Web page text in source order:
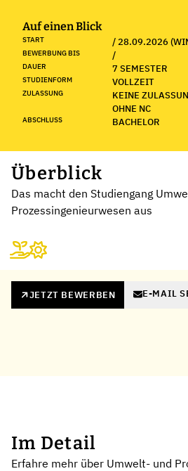
Auf einen Blick
START / 28.09.2026
BEWERBUNG BIS /
DAUER 7 SEMESTER
STUDIENFORM VOLLZEIT
ZULASSUNG
KEINE
OHNE NC
ABSCHLUSS BACHELOR
Überblick
Das macht den Studiengang
Prozessingenieurwesen aus
JETZT BEWERBEN E-MAIL
Im Detail
Erfahre mehr über Umwelt- und